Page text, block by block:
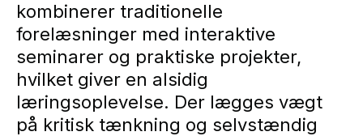
kombinerer traditionelle
forelæsninger med interaktive
seminarer og praktiske projekter,
hvilket giver en alsidig
læringsoplevelse. Der lægges vægt
på kritisk tænkning og selvstændig